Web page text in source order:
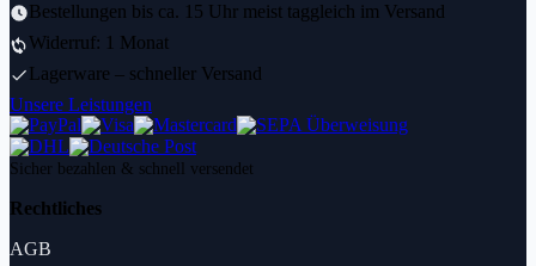
Bestellungen bis ca. 15 Uhr meist taggleich im Versand
Widerruf: 1 Monat
Lagerware – schneller Versand
Unsere Leistungen
Sicher bezahlen & schnell versendet
Rechtliches
AGB